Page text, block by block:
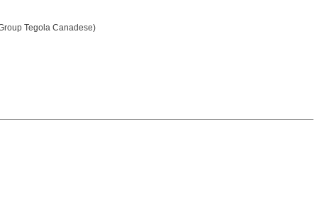
Tegola Canadese)